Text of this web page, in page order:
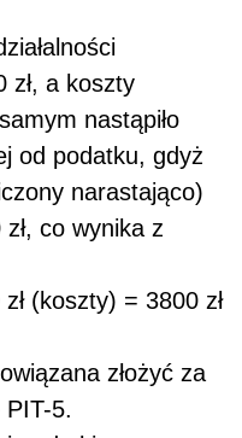
zł, a koszty
nastąpiło
od podatku, gdyż
narastająco)
co wynika z
(koszty) = 3800 zł
złożyć za
PIT-5.